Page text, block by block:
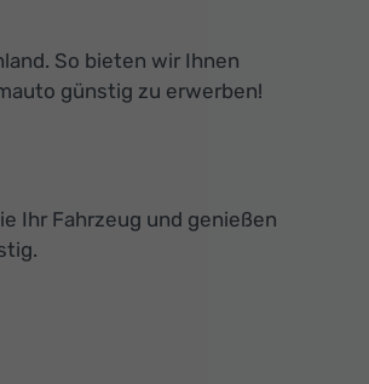
So bieten wir Ihnen
günstig zu erwerben!
Ihr Fahrzeug und genießen